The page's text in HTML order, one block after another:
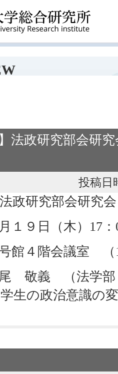
法政研究部会研
投稿日
政研究部会研究
９日（木）17：
４階会議室 （
敬義 （法学部
の政治意識の変